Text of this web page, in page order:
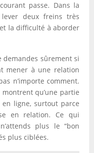
passe. Dans la
deux freins très
la difficulté à aborder
sûrement si
mener à une relation
n’importe comment.
qu’une partie
ligne, surtout parce
en relation. Ce qui
plus le “bon
plus ciblées.